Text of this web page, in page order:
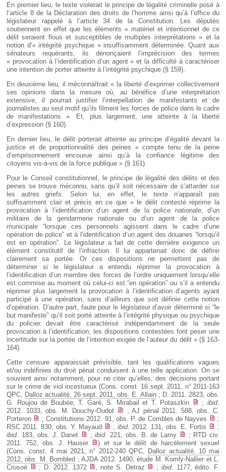
En premier lieu, le texte violerait le principe de légalité criminelle posé à
l’article 8 de la Déclaration des droits de l’homme ainsi qu’à l’office du
législateur rappelé à l’article 34 de la Constitution. Les députés
soutiennent en effet que les éléments « matériel et intentionnel de ce
délit seraient flous et susceptibles de multiples interprétations » et la
notion d’« intégrité psychique » insuffisamment déterminée. Quant aux
sénateurs requérants, ils dénonçaient l’imprécision des termes
« provocation à l’identification d’un agent » et la difficulté à caractériser
une intention de porter atteinte à l’intégrité psychique (§ 159).
En deuxième lieu, il méconnaîtrait « la liberté d’exprimer collectivement
ses opinions dans la mesure où, au bénéfice d’une interprétation
extensive, il pourrait justifier l’interpellation de manifestants et de
journalistes au seul motif qu’ils filment les forces de police dans le cadre
de manifestations ». Et, plus largement, une atteinte à la liberté
d’expression (§ 160).
En dernier lieu, le délit porterait atteinte au principe d’égalité devant la
justice et de proportionnalité des peines « compte tenu de la peine
d’emprisonnement encourue ainsi qu’à la confiance légitime des
citoyens vis-à-vis de la force publique » (§ 161).
Pour le Conseil constitutionnel, le principe de légalité des délits et des
peines se trouve méconnu, sans qu’il soit nécessaire de s’attarder sur
les autres griefs. Selon lui, en effet, le texte n’apparaît pas
suffisamment clair et précis en ce que « le délit contesté réprime la
provocation à l’identification d’un agent de la police nationale, d’un
militaire de la gendarmerie nationale ou d’un agent de la police
municipale “lorsque ces personnels agissent dans le cadre d’une
opération de police” et à l’identification d’un agent des douanes “lorsqu’il
est en opération”. Le législateur a fait de cette dernière exigence un
élément constitutif de l’infraction. Il lui appartenait donc de définir
clairement sa portée. Or ces dispositions ne permettent pas de
déterminer si le législateur a entendu réprimer la provocation à
l’identification d’un membre des forces de l’ordre uniquement lorsqu’elle
est commise au moment où celui-ci est “en opération” ou s’il a entendu
réprimer plus largement la provocation à l’identification d’agents ayant
participé à une opération, sans d’ailleurs que soit définie cette notion
d’opération. D’autre part, faute pour le législateur d’avoir déterminé si “le
but manifeste” qu’il soit porté atteinte à l’intégrité physique ou psychique
du policier devait être caractérisé indépendamment de la seule
provocation à l’identification, les dispositions contestées font peser une
incertitude sur la portée de l’intention exigée de l’auteur du délit » (§ 163-
164).
Cette censure apparaissait prévisible, tant les qualifications vagues
et/ou indéfinies du droit pénal conduisent à une telle application. On se
souvient ainsi notamment, pour ne citer qu’elles, des décisions portant
sur le crime de viol incestueux (Cons. const. 16 sept. 2011, n° 2011-163
QPC,
Dalloz actualité, 26 sept. 2011, obs. E. Allain ; D. 2011. 2823, obs.
G. Roujou de Boubée, T. Garé, S. Mirabail et T. Potaszkin
;ibid.
2012. 1033, obs. M. Douchy-Oudot
; AJ pénal 2011. 588, obs. C.
Porteron
; Constitutions 2012. 91, obs. P. de Combles de Nayves
;
RSC 2011. 830, obs. Y. Mayaud
; ibid. 2012. 131, obs. E. Fortis
;
ibid. 183, obs. J. Danet ;ibid. 221, obs. B. de Lamy
; RTD civ.
2011. 752, obs. J. Hauser
) et sur le délit de harcèlement sexuel
(Cons. const. 4 mai 2021, n° 2012-240 QPC,
Dalloz actualité, 10 mai
2012, obs. M. Bombled ; AJDA 2012. 1490, étude M. Komly-Nallier et L.
Crusoé
; D. 2012. 1372 , note S. Detraz ; ibid. 1177, édito. F.